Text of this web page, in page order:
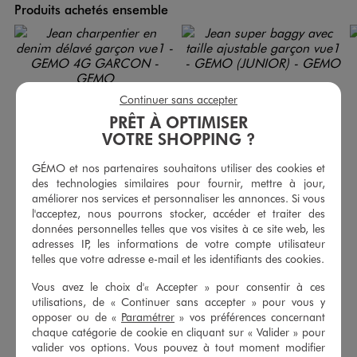
Produits achetés ensemble
Jean charpentier en denim délavé garçon
19,99 €
4.5/5 de moyenne
(55 avis)
AJOUTERAU PANIER
Jean super baggy avec taille ajustable garçon
24,99 €
4.5/5 de moyenne
(5 avis)
AJOUTERAU PANIER
PRÊT À OPTIMISER
VOTRE SHOPPING ?
GÉMO et nos partenaires souhaitons utiliser des cookies et
des technologies similaires pour fournir, mettre à jour,
améliorer nos services et personnaliser les annonces. Si vous
l'acceptez, nous pourrons stocker, accéder et traiter des
données personnelles telles que vos visites à ce site web, les
adresses IP, les informations de votre compte utilisateur
telles que votre adresse e-mail et les identifiants des cookies.
Vous avez le choix d'« Accepter » pour consentir à ces
utilisations, de « Continuer sans accepter » pour vous y
opposer ou de « Paramétrer » vos préférences concernant
chaque catégorie de cookie en cliquant sur « Valider » pour
valider vos options. Vous pouvez à tout moment modifier
Continuer sans accepter